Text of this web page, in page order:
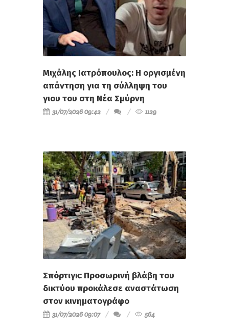
Μιχάλης Ιατρόπουλος: Η οργισμένη
απάντηση για τη σύλληψη του
γιου του στη Νέα Σμύρνη
31/07/2026 09:42 1129
Σπόρτιγκ: Προσωρινή βλάβη του
δικτύου προκάλεσε αναστάτωση
στον κινηματογράφο
31/07/2026 09:07 564